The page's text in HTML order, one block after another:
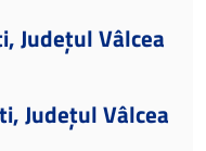
Județul Vâlcea
Județul Vâlcea